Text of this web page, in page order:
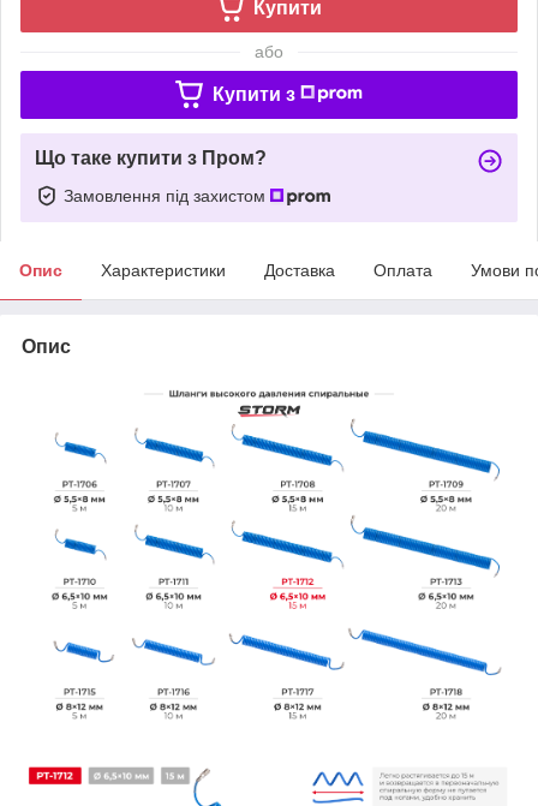
Купити
або
Купити з
Що таке купити з Пром?
Замовлення під захистом
Опис Характеристики Доставка Оплата Умови
Опис